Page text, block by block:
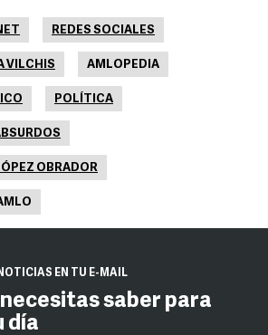
REDES SOCIALES
VILCHIS AMLOPEDIA
POLÍTICA
OBRADOR
EN TU E-MAIL
necesitas saber para
día